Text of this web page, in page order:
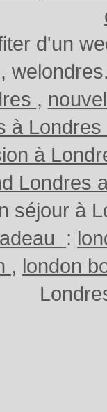
d'un
,
à Londres
à
Londres
séjour à
:
, london